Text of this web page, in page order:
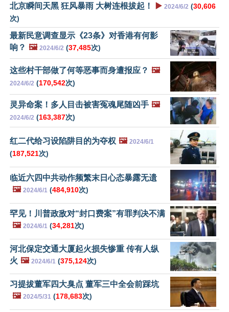
北京瞬间天黑 狂风暴雨 大树连根拔起！ ▶️ 2024/6/2 (30,606
次)
最新民意调查显示《23条》对香港有何影
响？ 🖼️ 2024/6/2 (37,485次)
这些村干部做了何等恶事而身遭报应？ 🖼️
2024/6/2 (170,542次)
灵异命案！多人目击被害冤魂尾随凶手 🖼️
2024/6/2 (163,387次)
红二代给习设陷阱目的为夺权 🖼️ 2024/6/1
(187,521次)
临近六四中共动作频繁末日心态暴露无遗
🖼️ 2024/6/1 (484,910次)
罕见！川普政敌对“封口费案”有罪判决不满
🖼️ 2024/6/1 (34,281次)
河北保定交通大厦起火损失惨重 传有人纵
火 🖼️ 2024/6/1 (375,124次)
习提拔董军四大臭点 董军三中全会前踩坑
🖼️ 2024/5/31 (178,683次)